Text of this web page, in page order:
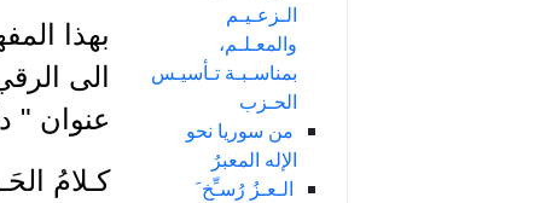
الـزعـيـم
والمعـلـم،
بمناسـبـة تـأسيـس
الحـزب
من سوريا نحو
الإله المعبرُ
الـعـزُ رُسـِّخ َ
بهذا
الى
عنوان "
كـلامُ